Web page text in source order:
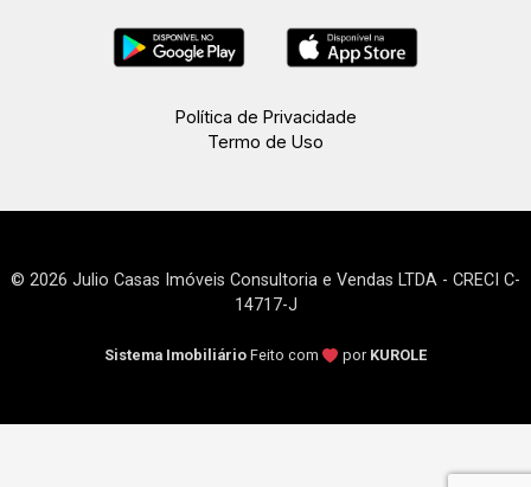
Política de Privacidade
Termo de Uso
© 2026 Julio Casas Imóveis Consultoria e Vendas LTDA - CRECI C-
14717-J
Sistema Imobiliário Feito com por KUROLE